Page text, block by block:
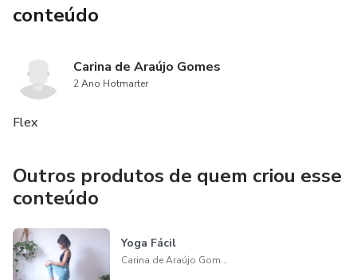
conteúdo
Carina de Araújo Gomes
2 Ano Hotmarter
Flex
Outros produtos de quem criou esse
conteúdo
Yoga Fácil
Carina de Araújo Gomes